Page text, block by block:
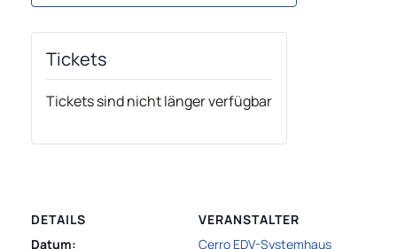
DETAILS
Datum:
VERANSTALTER
Cerro EDV-Systemhaus
Tickets
Tickets sind nicht länger verfügbar